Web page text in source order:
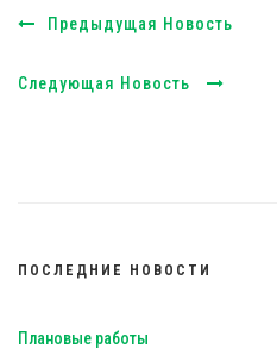
Предыдущая Новость
Следующая Новость
ПОСЛЕДНИЕ НОВОСТИ
Плановые работы